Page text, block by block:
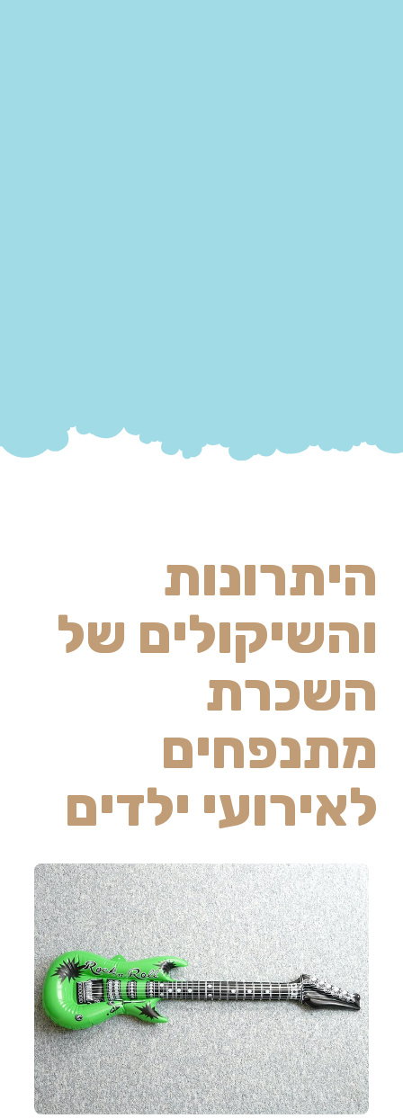
היתרונות
והשיקולים של
השכרת
מתנפחים
לאירועי ילדים